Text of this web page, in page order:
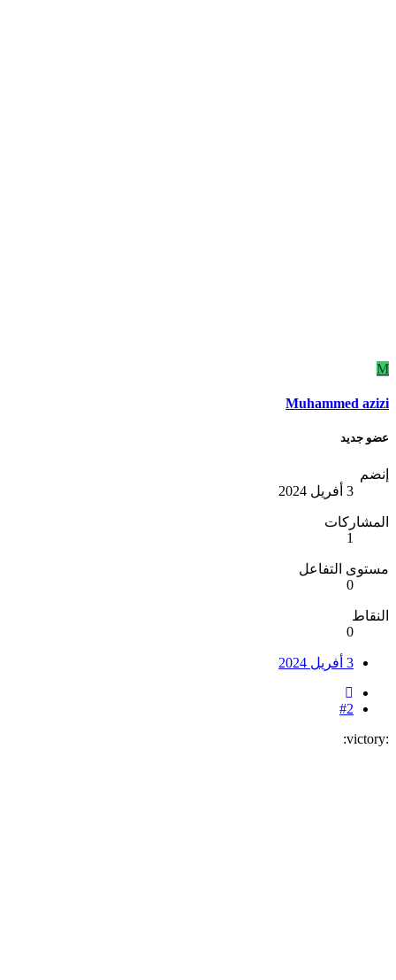
M
Muhammed azizi
عضو جديد
إنضم
3 أفريل 2024
المشاركات
1
مستوى التفاعل
0
النقاط
0
3 أفريل 2024
#2
:victory: